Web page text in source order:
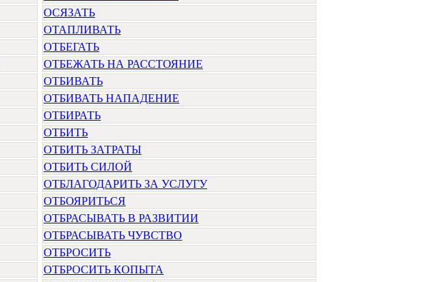
ОСЯЗАТЬ
ОТАПЛИВАТЬ
ОТБЕГАТЬ
ОТБЕЖАТЬ НА РАССТОЯНИЕ
ОТБИВАТЬ
ОТБИВАТЬ НАПАДЕНИЕ
ОТБИРАТЬ
ОТБИТЬ
ОТБИТЬ ЗАТРАТЫ
ОТБИТЬ СИЛОЙ
ОТБЛАГОДАРИТЬ ЗА УСЛУГУ
ОТБОЯРИТЬСЯ
ОТБРАСЫВАТЬ В РАЗВИТИИ
ОТБРАСЫВАТЬ ЧУВСТВО
ОТБРОСИТЬ
ОТБРОСИТЬ КОПЫТА